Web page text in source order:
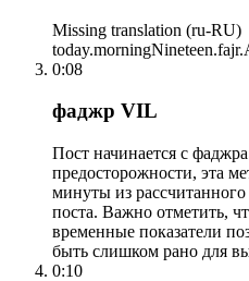
Missing translation (ru-RU)
0:08
фаджр VIL
Пост начинается с
предосторожности, эта
минуты из
поста. Важно отметить,
временные показатели
быть слишком рано для
0:10